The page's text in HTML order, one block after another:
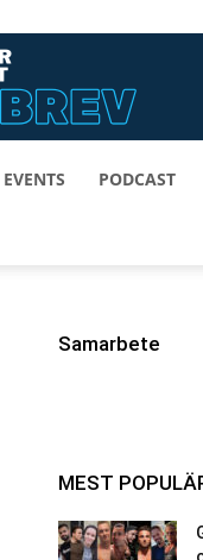
EVENTS PODCAST
Samarbete
MEST